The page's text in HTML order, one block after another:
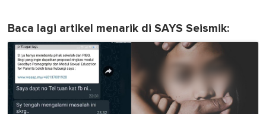
Baca lagi artikel menarik di SAYS Seismik: